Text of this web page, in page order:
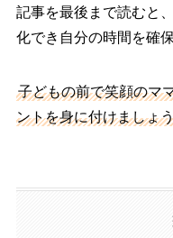
記事を最後まで読むと
化でき自分の時間を確
子どもの前で笑顔のマ
ントを身に付けましょ